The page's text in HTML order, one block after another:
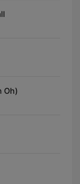
Oh)